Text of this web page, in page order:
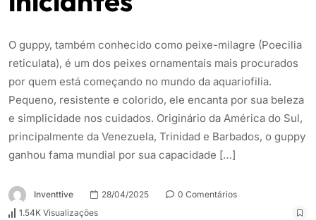
O guppy, também conhecido como peixe-milagre (Poecilia
reticulata), é um dos peixes ornamentais mais procurados
por quem está começando no mundo da aquariofilia.
Pequeno, resistente e colorido, ele encanta por sua beleza
e simplicidade nos cuidados. Originário da América do Sul,
principalmente da Venezuela, Trinidad e Barbados, o guppy
ganhou fama mundial por sua capacidade […]
Inventtive 28/04/2025
0 Comentários
1.54K Visualizações